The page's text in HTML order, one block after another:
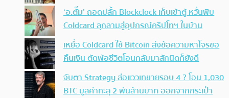
‘อ.ตั๊ม’ ถอดปลั้ก Blockclock เก็บเข้าตู้ หวั่นพิษ
Coldcard ลุกลามสู่อุปกรณ์คริปโทฯ ในบ้าน
เหยื่อ Coldcard ใช้ Bitcoin ส่งข้อความหาโจรขอ
คืนเงิน ตัดพ้อชีวิตโอนกลับมาสักนิดก็ยังดี
จับตา Strategy ส่อแววเทขายรอบ 4 ? โอน 1,030
BTC มูลค่าทะลุ 2 พันล้านบาท ออกจากกระเป๋า